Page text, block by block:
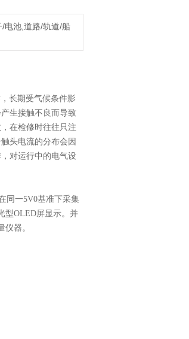
电池,道路/轨道/船
长期受气候条件影
生接触不良而导致
在检修时往往只注
头电流的分布会因
对运行中的电气设
同一5V0基准下采集
型OLED屏显示。并
器。